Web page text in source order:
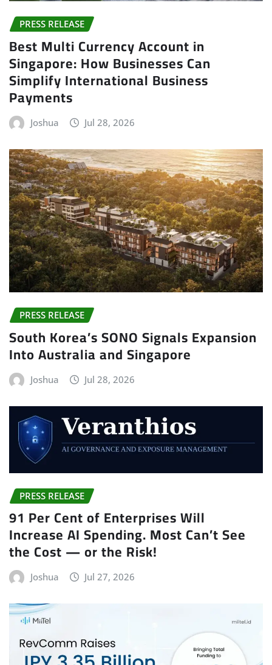
PRESS RELEASE
Best Multi Currency Account in
Singapore: How Businesses Can
Simplify International Business
Payments
Joshua Jul 28, 2026
PRESS RELEASE
South Korea’s SONO Signals Expansion
Into Australia and Singapore
Joshua Jul 28, 2026
PRESS RELEASE
91 Per Cent of Enterprises Will
Increase AI Spending. Most Can’t See
the Cost — or the Risk!
Joshua Jul 27, 2026